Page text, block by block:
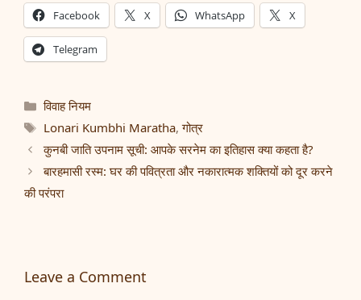
Facebook X WhatsApp X
Telegram
Categories
विवाह नियम
Tags
Lonari Kumbhi Maratha,गोत्र
कुनबी जाति उपनाम सूची: आपके सरनेम का इतिहास क्या कहता है?
बारहमासी रस्म: घर की पवित्रता और नकारात्मक शक्तियों को दूर करने
की परंपरा
Leave a Comment